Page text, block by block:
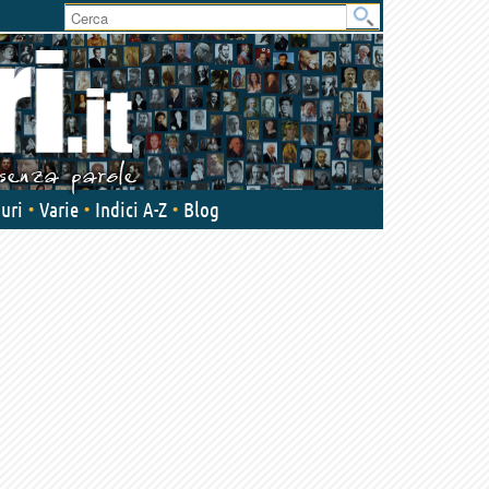
Varie Indici A-Z Blog